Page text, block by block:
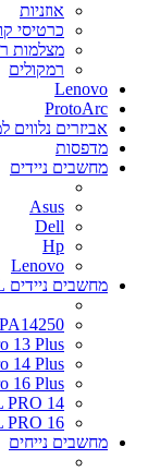
אוזניות
כרטיסי
מצלמות
רמקולים
Lenovo
ProtoArc
אביזרים נלווים
מדפסות
מחשבים ניידים
Asus
Dell
Hp
Lenovo
מחשבים ניידים DELL
13 Plus
14 Plus
16 Plus
PRO 14
PRO 16
מחשבים נייחים